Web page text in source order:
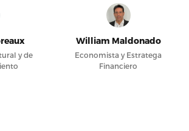
y de
William Maldonado
Economista y Estratega
Financiero